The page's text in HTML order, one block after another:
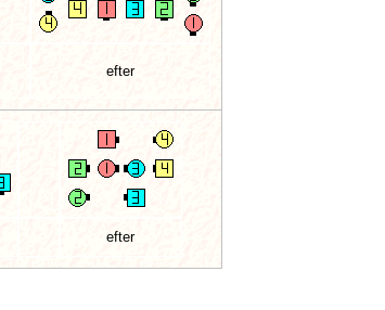
efter
efter